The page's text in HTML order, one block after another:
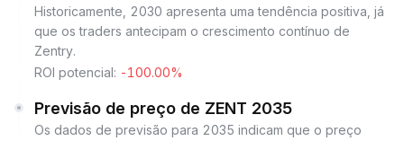
Historicamente, 2030 apresenta uma tendência positiva, já
que os traders antecipam o crescimento contínuo de
Zentry.
ROI potencial: -100.00%
Previsão de preço de ZENT 2035
Os dados de previsão para 2035 indicam que o preço